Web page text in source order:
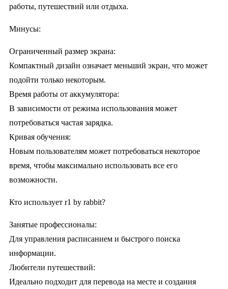
работы, путешествий или отдыха.
Минусы:
Ограниченный размер экрана:
Компактный дизайн означает меньший экран, что может
подойти только некоторым.
Время работы от аккумулятора:
В зависимости от режима использования может
потребоваться частая зарядка.
Кривая обучения:
Новым пользователям может потребоваться некоторое
время, чтобы максимально использовать все его
возможности.
Кто использует r1 by rabbit?
Занятые профессионалы:
Для управления расписанием и быстрого поиска
информации.
Любители путешествий:
Идеально подходит для перевода на месте и создания